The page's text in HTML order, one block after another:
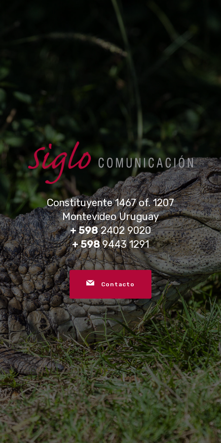
Constituyente 1467 of. 1207
Montevideo Uruguay
+ 5982402 9020
+ 5989443 1291
Contacto